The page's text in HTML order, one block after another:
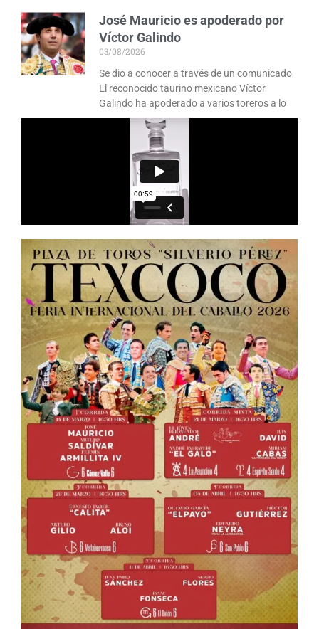
José Mauricio es apoderado por
Víctor Galindo
03/08/2026
Se dio a conocer a través de un comunicado
El reconocido taurino mexicano Víctor
Galindo ha apoderado a varios toreros a lo